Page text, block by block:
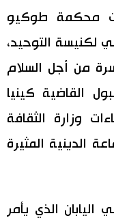
محكمة طوكيو
لكنيسة التوحيد،
من أجل السلام
القاضية كينيا
وزارة الثقافة
الدينية المثيرة
الذي يأمر